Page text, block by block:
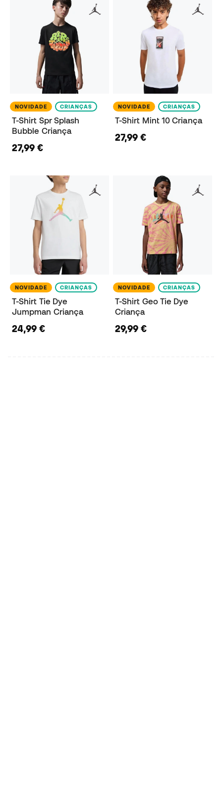
NOVIDADE CRIANÇAS
T-Shirt Spr Splash
Bubble Criança
27,99 €
NOVIDADE CRIANÇAS
T-Shirt Mint 10 Criança
27,99 €
NOVIDADE CRIANÇAS
T-Shirt Tie Dye
Jumpman Criança
24,99 €
NOVIDADE CRIANÇAS
T-Shirt Geo Tie Dye
Criança
29,99 €